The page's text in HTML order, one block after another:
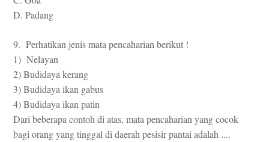
D. Padang
9. Perhatikan jenis mata pencaharian berikut !
1) Nelayan
2) Budidaya kerang
3) Budidaya ikan gabus
4) Budidaya ikan patin
Dari beberapa contoh di atas, mata pencaharian yang cocok
bagi orang yang tinggal di daerah pesisir pantai adalah ....